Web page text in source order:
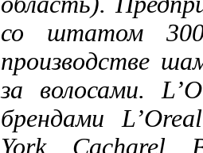
со штатом 300
производстве
за волосами.
брендами
York, Cacharel.